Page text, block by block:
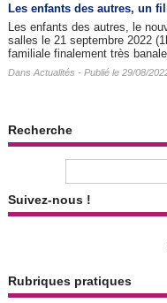
Les enfants des autres​, un
Les enfants des autres, le
salles le 21 septembre 2022
familiale finalement très
Dans Actualités - Publié le 29/08/
Recherche
Suivez-nous !
Rubriques pratiques